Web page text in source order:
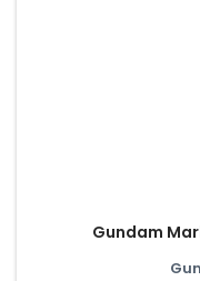
Gundam